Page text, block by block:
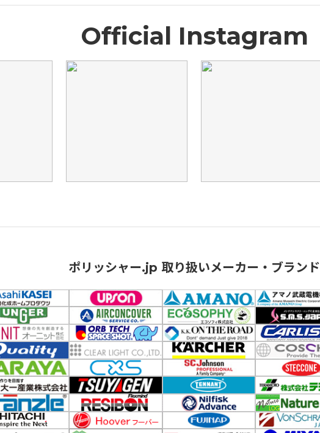
Official Instagram
ポリッシャー.jp 取り扱いメーカー・ブランド